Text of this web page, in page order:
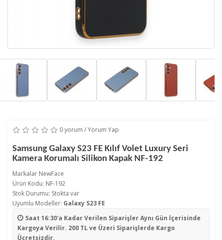
0 yorum /Yorum Yap
Samsung Galaxy S23 FE Kılıf Volet Luxury Seri
Kamera Korumalı Silikon Kapak NF-192
Markalar NewFace
Ürün Kodu: NF-192
Stok Durumu: Stokta var
Uyumlu Modeller: Galaxy S23 FE
Saat 16:30'a Kadar Verilen SiparişlerAynı Gün İçerisinde
Kargoya Verilir. 200 TL ve Üzeri Siparişlerde Kargo
Ücretsizdir.